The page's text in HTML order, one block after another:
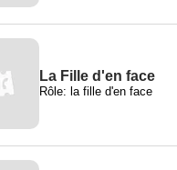
La Fille d'en face
Rôle: la fille d'en face